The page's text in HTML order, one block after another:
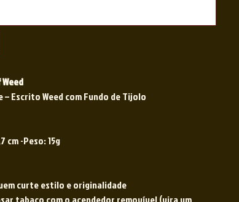
– Escrito Weed com Fundo de Tijolo
cm -Peso: 15g
curte estilo e originalidade
tabaco com o acendedor removível (vira um